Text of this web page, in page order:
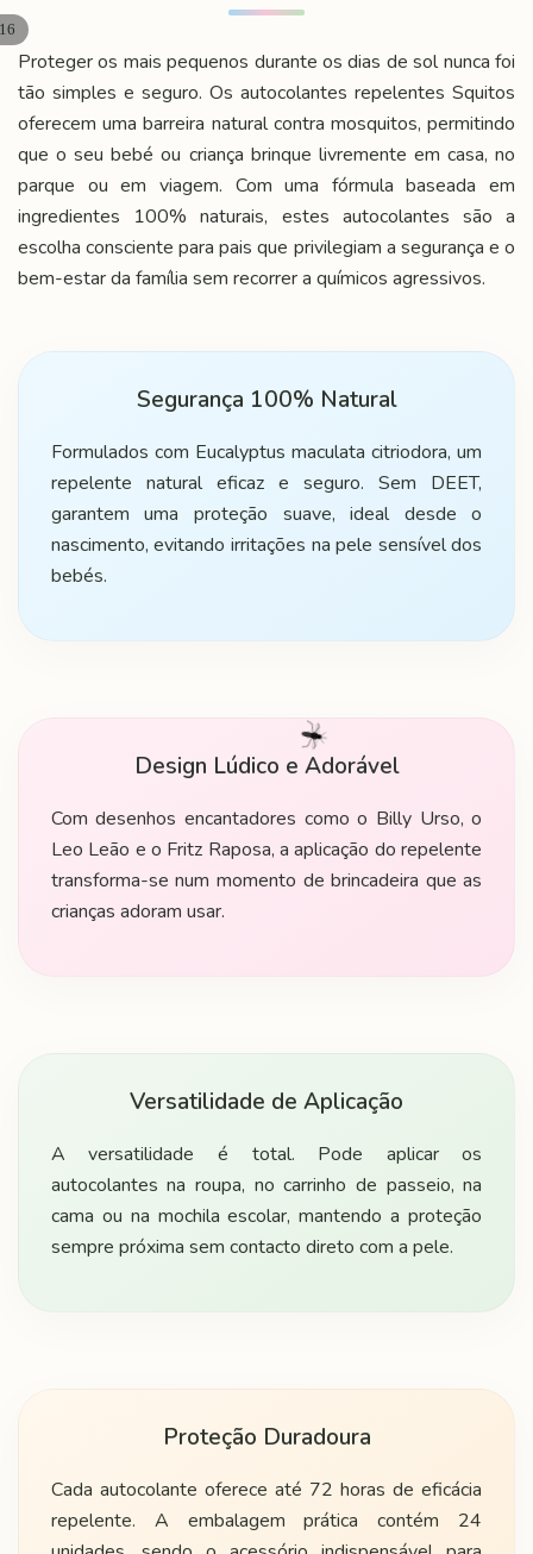
Proteger os mais pequenos durante os dias de sol nunca foi
tão simples e seguro. Os autocolantes repelentes Squitos
oferecem uma barreira natural contra mosquitos, permitindo
que o seu bebé ou criança brinque livremente em casa, no
parque ou em viagem. Com uma fórmula baseada em
ingredientes 100% naturais, estes autocolantes são a
escolha consciente para pais que privilegiam a segurança e o
bem-estar da família sem recorrer a químicos agressivos.
Segurança 100% Natural
Formulados com Eucalyptus maculata citriodora, um
repelente natural eficaz e seguro. Sem DEET,
garantem uma proteção suave, ideal desde o
nascimento, evitando irritações na pele sensível dos
bebés.
Design Lúdico e Adorável
Com desenhos encantadores como o Billy Urso, o
Leo Leão e o Fritz Raposa, a aplicação do repelente
transforma-se num momento de brincadeira que as
crianças adoram usar.
Versatilidade de Aplicação
A versatilidade é total. Pode aplicar os
autocolantes na roupa, no carrinho de passeio, na
cama ou na mochila escolar, mantendo a proteção
sempre próxima sem contacto direto com a pele.
Proteção Duradoura
Cada autocolante oferece até 72 horas de eficácia
repelente. A embalagem prática contém 24